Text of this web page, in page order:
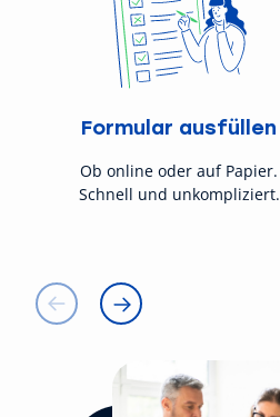
Formular ausfüllen
Ob online oder auf Papier.
Schnell und unkompliziert.